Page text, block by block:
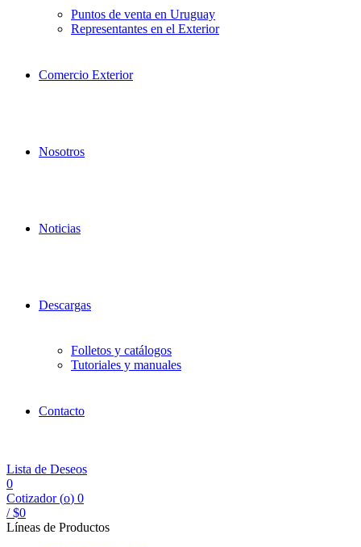
Puntos de venta en Uruguay
Representantes en el Exterior
Comercio Exterior
Nosotros
Noticias
Descargas
Folletos y catálogos
Tutoriales y manuales
Contacto
Lista de Deseos
0
Cotizador (o) 0
/ $0
Líneas de Productos